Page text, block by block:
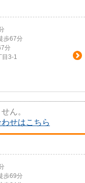
歩67分
分
目3-1
ん。
せはこちら
歩69分